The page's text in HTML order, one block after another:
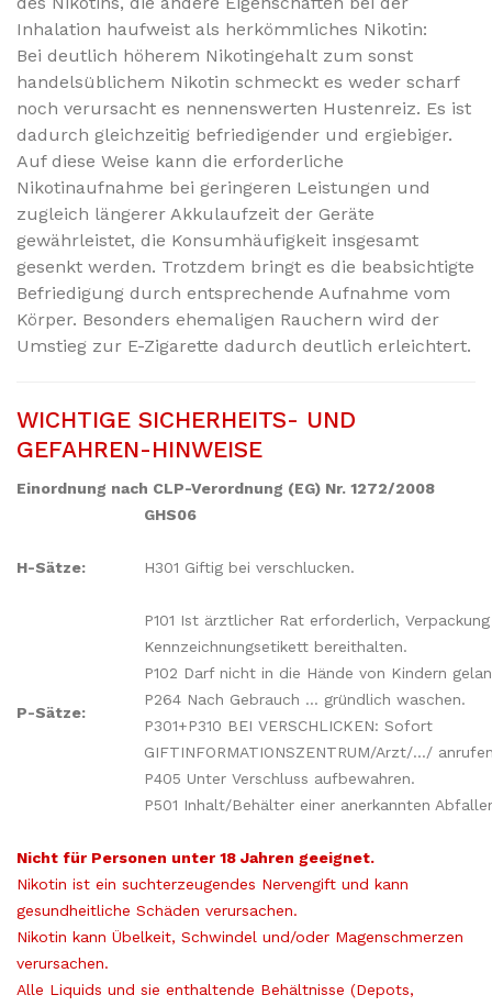
Inhalation haufweist als herkömmliches Nikotin:
Bei deutlich höherem Nikotingehalt zum sonst
handelsüblichem Nikotin schmeckt es weder scharf
noch verursacht es nennenswerten Hustenreiz. Es ist
dadurch gleichzeitig befriedigender und ergiebiger.
Auf diese Weise kann die erforderliche
Nikotinaufnahme bei geringeren Leistungen und
zugleich längerer Akkulaufzeit der Geräte
gewährleistet, die Konsumhäufigkeit insgesamt
gesenkt werden. Trotzdem bringt es die beabsichtigte
Befriedigung durch entsprechende Aufnahme vom
Körper. Besonders ehemaligen Rauchern wird der
Umstieg zur E-Zigarette dadurch deutlich erleichtert.
WICHTIGE SICHERHEITS- UND
GEFAHREN-HINWEISE
Einordnung nach CLP-Verordnung (EG) Nr. 1272/2008
GHS06
H-Sätze: H301 Giftig bei verschlucken.
P-Sätze:
P101 Ist ärztlicher Rat erforderlich,
Kennzeichnungsetikett bereithalten.
P102 Darf nicht in die Hände von Kindern
P264 Nach Gebrauch ... gründlich waschen.
P301+P310 BEI VERSCHLICKEN: Sofort
GIFTINFORMATIONSZENTRUM/Arzt/.../
P405 Unter Verschluss aufbewahren.
P501 Inhalt/Behälter einer anerkannten
Nicht für Personen unter 18 Jahren geeignet.
Nikotin ist ein suchterzeugendes Nervengift und kann
gesundheitliche Schäden verursachen.
Nikotin kann Übelkeit, Schwindel und/oder Magenschmerzen
verursachen.
Alle Liquids und sie enthaltende Behältnisse (Depots,